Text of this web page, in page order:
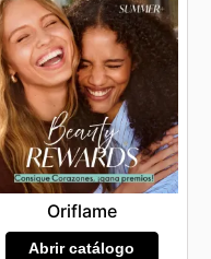
Oriflame
Abrir catálogo